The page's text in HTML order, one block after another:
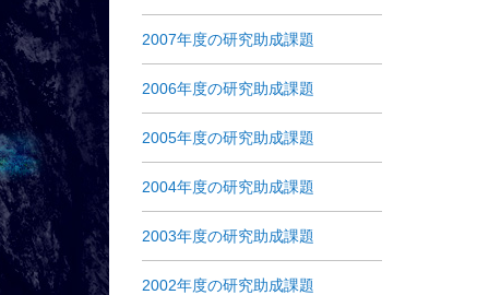
2007年度の研究助成課題
2006年度の研究助成課題
2005年度の研究助成課題
2004年度の研究助成課題
2003年度の研究助成課題
2002年度の研究助成課題